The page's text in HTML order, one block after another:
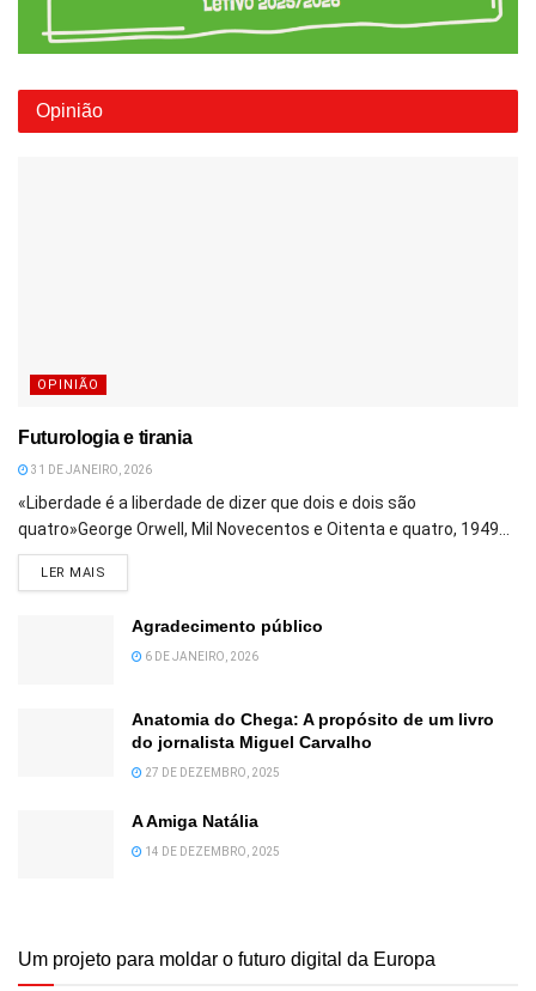
Opinião
OPINIÃO
Futurologia e tirania
31 DE JANEIRO, 2026
«Liberdade é a liberdade de dizer que dois e dois são
quatro»George Orwell, Mil Novecentos e Oitenta e quatro, 1949...
LER MAIS
Agradecimento público
6 DE JANEIRO, 2026
Anatomia do Chega: A propósito de um livro
do jornalista Miguel Carvalho
27 DE DEZEMBRO, 2025
A Amiga Natália
14 DE DEZEMBRO, 2025
Um projeto para moldar o futuro digital da Europa